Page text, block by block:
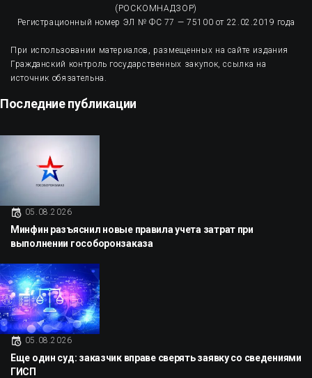
(РОСКОМНАДЗОР)
Регистрационный номер ЭЛ № ФС 77 — 75100 от 22.02.2019 года
При использовании материалов, размещенных на сайте издания
Гражданский контроль государственных закупок, ссылка на
источник обязательна.
Последние публикации
05.08.2026
Минфин разъяснил новые правила учета затрат при
выполнении гособоронзаказа
05.08.2026
Еще один суд: заказчик вправе сверять заявку со сведениями
ГИСП